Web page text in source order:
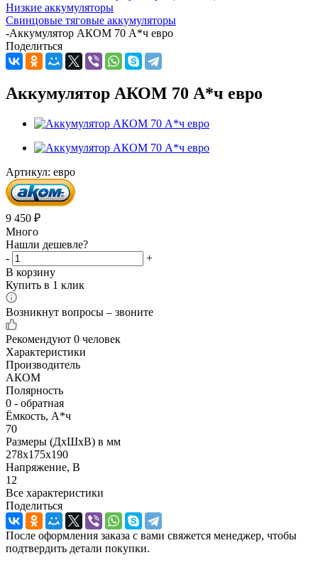
Низкие аккумуляторы
Свинцовые тяговые аккумуляторы
-Аккумулятор АКОМ 70 А*ч евро
Поделиться
Аккумулятор АКОМ 70 А*ч евро
Артикул: евро
9 450 ₽
Много
Нашли дешевле?
-
+
В корзину
Купить в 1 клик
Возникнут вопросы – звоните
Рекомендуют 0 человек
Характеристики
Производитель
АКОМ
Полярность
0 - обратная
Ёмкость, А*ч
70
Размеры (ДхШхВ) в мм
278х175х190
Напряжение, В
12
Все характеристики
Поделиться
После оформления заказа с вами свяжется менеджер, чтобы
подтвердить детали покупки.